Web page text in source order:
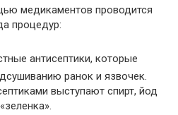
медикаментов проводится
процедур:
антисептики, которые
ранок и язвочек.
выступают спирт, йод